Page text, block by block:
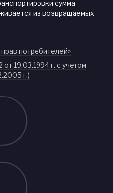
сумма
из возвращаемых
потребителей»
19.03.1994 г. с учетом
г.)